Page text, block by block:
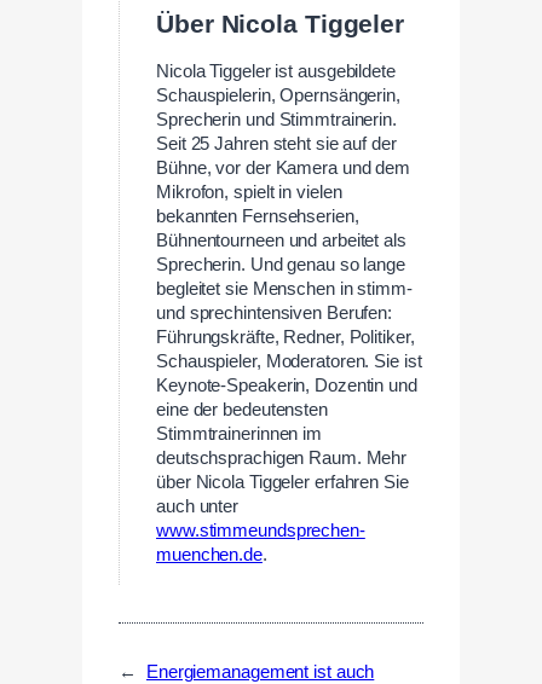
Über Nicola Tiggeler
Nicola Tiggeler ist ausgebildete
Schauspielerin, Opernsängerin,
Sprecherin und Stimmtrainerin.
Seit 25 Jahren steht sie auf der
Bühne, vor der Kamera und dem
Mikrofon, spielt in vielen
bekannten Fernsehserien,
Bühnentourneen und arbeitet als
Sprecherin. Und genau so lange
begleitet sie Menschen in stimm-
und sprechintensiven Berufen:
Führungskräfte, Redner, Politiker,
Schauspieler, Moderatoren. Sie ist
Keynote-Speakerin, Dozentin und
eine der bedeutensten
Stimmtrainerinnen im
deutschsprachigen Raum. Mehr
über Nicola Tiggeler erfahren Sie
auch unter
www.stimmeundsprechen-
muenchen.de.
←
Energiemanagement ist auch